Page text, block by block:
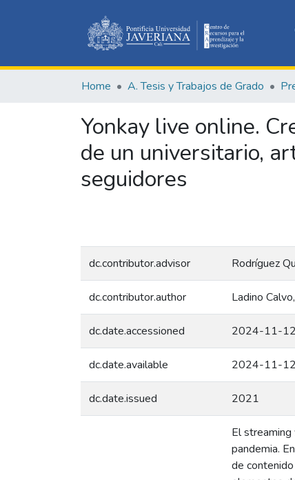
Home A. Tesis y Trabajos de Grado
Yonkay live online.
de un universitario,
seguidores
dc.contributor.advisor Rodríguez
dc.contributor.author Ladino
dc.date.accessioned 2024-11-
dc.date.available 2024-11-
dc.date.issued 2021
El
pandemia.
de